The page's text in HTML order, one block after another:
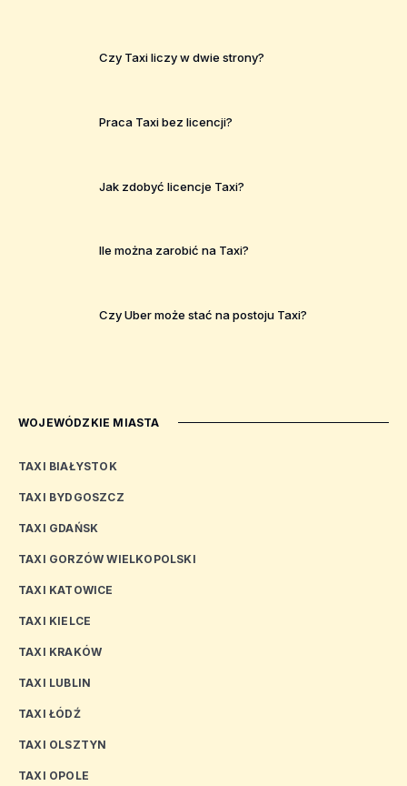
Czy Taxi liczy w dwie strony?
Praca Taxi bez licencji?
Jak zdobyć licencje Taxi?
Ile można zarobić na Taxi?
Czy Uber może stać na postoju Taxi?
WOJEWÓDZKIE MIASTA
TAXI BIAŁYSTOK
TAXI BYDGOSZCZ
TAXI GDAŃSK
TAXI GORZÓW WIELKOPOLSKI
TAXI KATOWICE
TAXI KIELCE
TAXI KRAKÓW
TAXI LUBLIN
TAXI ŁÓDŹ
TAXI OLSZTYN
TAXI OPOLE